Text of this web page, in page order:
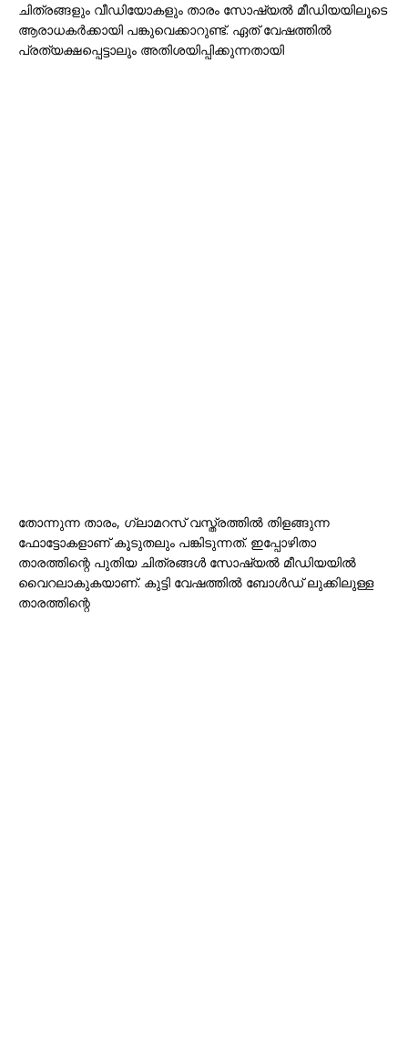
ചിത്രങ്ങളും വീഡിയോകളും താരം സോഷ്യൽ മീഡിയയിലൂടെ
ആരാധകർക്കായി പങ്കുവെക്കാറുണ്ട്. ഏത് വേഷത്തിൽ
പ്രത്യക്ഷപ്പെട്ടാലും അതിശയിപ്പിക്കുന്നതായി
തോന്നുന്ന താരം, ഗ്ലാമറസ് വസ്ത്രത്തിൽ തിളങ്ങുന്ന
ഫോട്ടോകളാണ് കൂടുതലും പങ്കിടുന്നത്. ഇപ്പോഴിതാ
താരത്തിന്റെ പുതിയ ചിത്രങ്ങൾ സോഷ്യൽ മീഡിയയിൽ
വൈറലാകുകയാണ്. കുട്ടി വേഷത്തിൽ ബോൾഡ് ലുക്കിലുള്ള
താരത്തിന്റെ